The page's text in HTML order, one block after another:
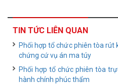
TIN TỨC LIÊN QUAN
Phối hợp tổ chức phiên tòa rút
chứng cứ vụ án ma túy
Phối hợp tổ chức phiên tòa
hành chính phúc thẩm